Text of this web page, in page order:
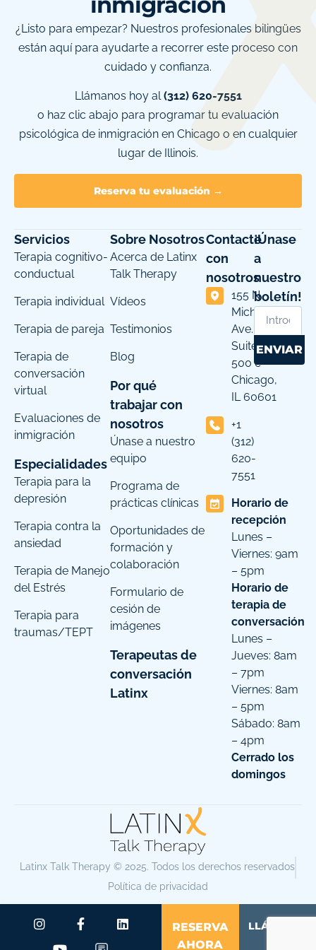
¿Listo para empezar? Nuestros profesionales bilingües
están aquí para ayudarte a recorrer este proceso con
cuidado y confianza.
Llámanos hoy al(312) 620-7551
o haz clic abajo para programar tu evaluación
psicológica de inmigración en Chicago o en cualquier
lugar de Illinois.
Reserva tu evaluación →
Servicios
Terapia cognitivo-
conductual
Terapia individual
Terapia de pareja
Terapia de
conversación
virtual
Evaluaciones de
inmigración
Especialidades
Terapia para la
depresión
Terapia contra la
ansiedad
Terapia de Manejo
del Estrés
Terapia para
traumas/TEPT
Sobre Nosotros
Acerca de Latinx
Talk Therapy
Vídeos
Testimonios
Blog
Por qué
trabajar con
nosotros
Únase a nuestro
equipo
Programa de
prácticas clínicas
Oportunidades de
formación y
colaboración
Formulario de
cesión de
imágenes
Terapeutas de
conversación
Latinx
Contacte
con
nosotros
155 N
Michigan
Ave.
Suite
500 c
Chicago,
IL 60601
+1
(312)
620-
7551
Horario de
recepción
Lunes –
Viernes: 9am
– 5pm
Horario de
terapia de
conversación
Lunes –
Jueves: 8am
– 7pm
Viernes: 8am
– 5pm
Sábado: 8am
– 4pm
Cerrado los
domingos
¡Únase
a
nuestro
boletín!
ENVIAR
Latinx Talk Therapy © 2025. Todos los derechos reservados
Política de privacidad
RESERVA
AHORA
LLÁMENOS